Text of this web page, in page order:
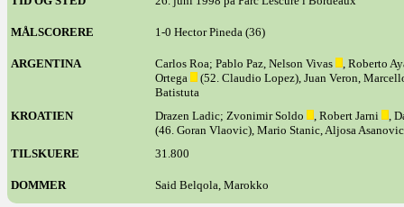
MÅLSCORERE 1-0 Hector Pineda (36)
ARGENTINA Carlos Roa; Pablo Paz, Nelson Vivas
, Roberto
Ortega
(52. Claudio Lopez), Juan Veron,
Batistuta
KROATIEN
Drazen Ladic; Zvonimir Soldo , Robert Jarni
,
(46. Goran Vlaovic), Mario Stanic, Aljosa
TILSKUERE
31.800
DOMMER Said Belqola, Marokko